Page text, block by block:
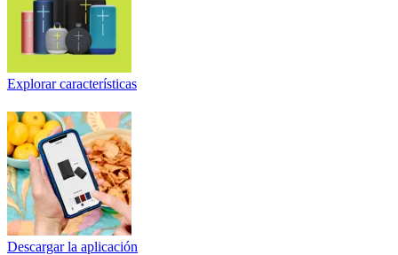
Explorar características
Descargar la aplicación